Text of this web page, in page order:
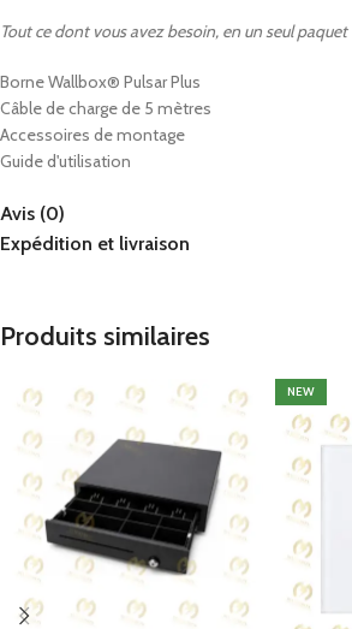
Tout ce dont vous avez besoin, en un seul paquet
Borne Wallbox® Pulsar Plus
Câble de charge de 5 mètres
Accessoires de montage
Guide d'utilisation
Avis (0)
Expédition et livraison
Produits similaires
NEW